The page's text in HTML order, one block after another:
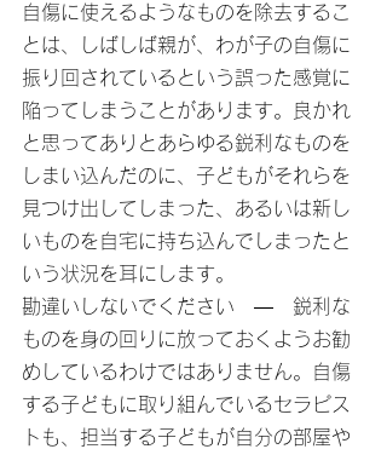
自傷に使えるようなものを除去するこ
とは、しばしば親が、わが子の自傷に
振り回されているという誤った感覚に
陥ってしまうことがあります。良かれ
と思ってありとあらゆる鋭利なものを
しまい込んだのに、子どもがそれらを
見つけ出してしまった、あるいは新し
いものを自宅に持ち込んでしまったと
いう状況を耳にします。
勘違いしないでください　―　鋭利な
ものを身の回りに放っておくようお勧
めしているわけではありません。自傷
する子どもに取り組んでいるセラピス
トも、担当する子どもが自分の部屋や